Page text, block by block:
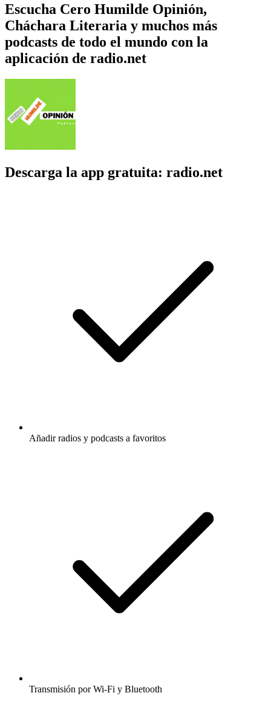
Escucha Cero Humilde Opinión,
Cháchara Literaria y muchos más
podcasts de todo el mundo con la
aplicación de radio.net
Descarga la app gratuita: radio.net
Añadir radios y podcasts a favoritos
Transmisión por Wi-Fi y Bluetooth